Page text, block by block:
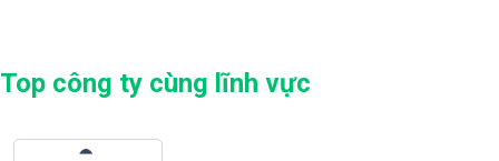
Top công ty cùng lĩnh vực